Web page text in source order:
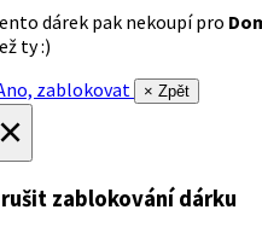
dárek pak nekoupí pro
ty :)
zablokovat
× Zpět
zablokování dárku